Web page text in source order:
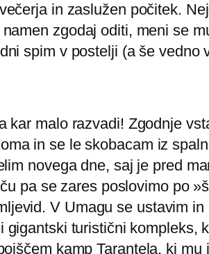
in zaslužen počitek.
zgodaj oditi, meni se
spim v postelji (a še vedno
kar malo razvadi! Zgodnje
in se le skobacam iz
novega dne, saj je pred
pa se zares poslovimo po
V Umagu se ustavim
gigantski turistični
kamp Tarantela, ki